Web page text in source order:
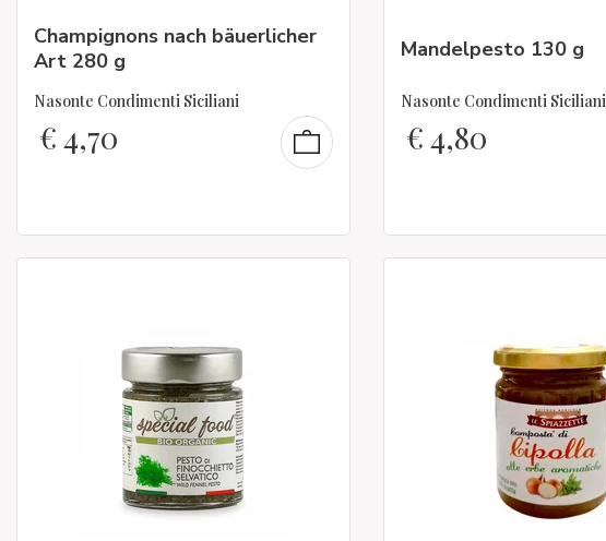
Champignons nach bäuerlicher
Art 280 g
Nasonte Condimenti Siciliani
€4,70
Mandelpesto 130 g
Nasonte Condimenti Siciliani
€4,80